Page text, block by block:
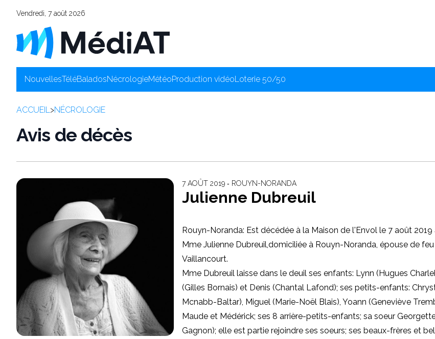
Vendredi, 7 août 2026
NouvellesTéléBaladosNécrologieMétéoProduction vidéoLoterie 50/50
ACCUEIL>NÉCROLOGIE
Avis de décès
7 AOÛT 2019 ‐ ROUYN-NORANDA
Julienne Dubreuil
Rouyn-Noranda: Est décédée à la Maison de l'Envol le 7 août 2019
Mme Julienne Dubreuil,domiciliée à Rouyn-Noranda, épouse de
Vaillancourt.
Mme Dubreuil laisse dans le deuil ses enfants: Lynn (Hugues
(Gilles Bornais) et Denis (Chantal Lafond); ses petits-enfants:
Mcnabb-Baltar), Miguel (Marie-Noël Blais), Yoann (Geneviève
Maude et Médérick; ses 8 arrière-petits-enfants; sa soeur
Gagnon); elle est partie rejoindre ses soeurs; ses beaux-frères et